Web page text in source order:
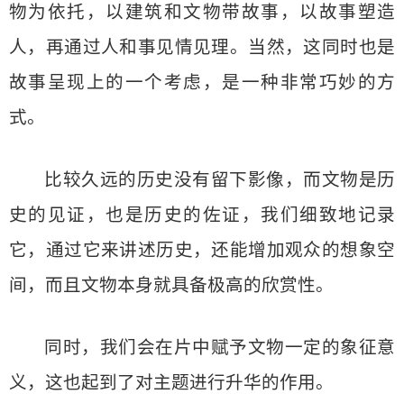
物为依托，以建筑和文物带故事，以故事塑造
人，再通过人和事见情见理。当然，这同时也是
故事呈现上的一个考虑，是一种非常巧妙的方
式。
比较久远的历史没有留下影像，而文物是历
史的见证，也是历史的佐证，我们细致地记录
它，通过它来讲述历史，还能增加观众的想象空
间，而且文物本身就具备极高的欣赏性。
同时，我们会在片中赋予文物一定的象征意
义，这也起到了对主题进行升华的作用。